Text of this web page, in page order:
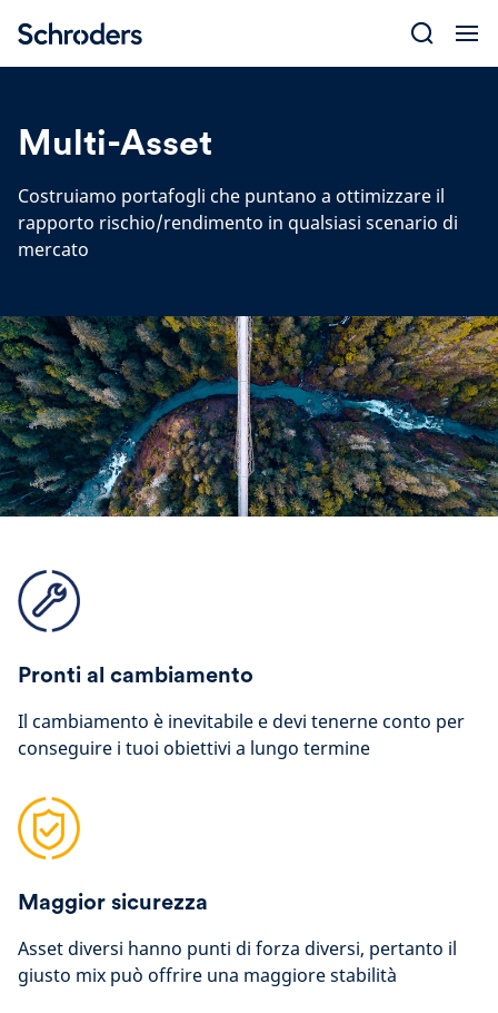
content
Multi-Asset
Costruiamo portafogli che puntano a ottimizzare il
rapporto rischio/rendimento in qualsiasi scenario di
mercato
Pronti al cambiamento
Il cambiamento è inevitabile e devi tenerne conto per
conseguire i tuoi obiettivi a lungo termine
Maggior sicurezza
Asset diversi hanno punti di forza diversi, pertanto il
giusto mix può offrire una maggiore stabilità